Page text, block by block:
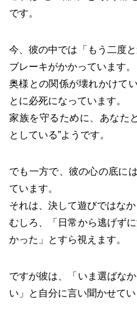
です。
今、彼の中では「もう二度
ブレーキがかかっています。
奥様との関係が壊れかけて
とに必死になっています。
家族を守るために、あなた
としている”ようです。
でも一方で、彼の心の底に
ています。
それは、決して遊びではなか
むしろ、「日常から逃げず
かった」とすら視えます。
ですが彼は、「いま選ばな
い」と自分に言い聞かせてい